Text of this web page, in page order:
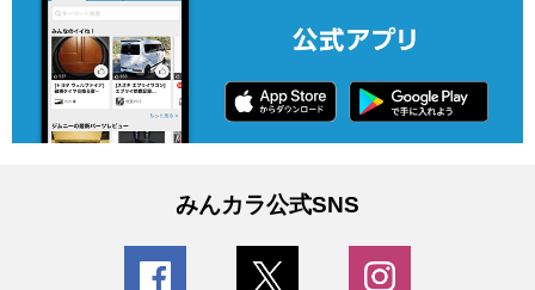
みんカラ公式SNS